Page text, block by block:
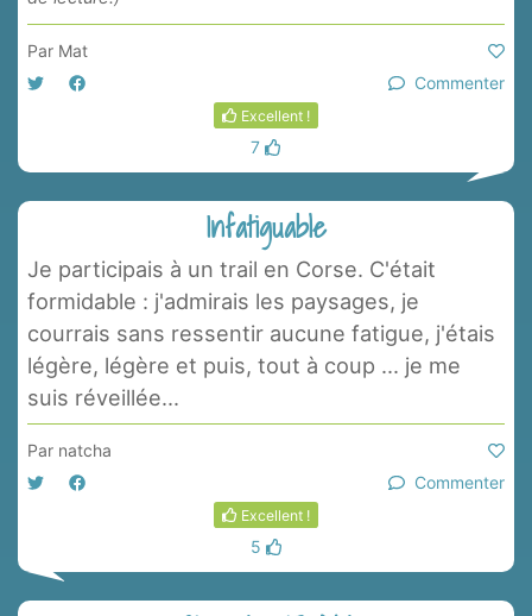
Par Mat
Commenter
Excellent !
7
Infatiguable
Je participais à un trail en Corse. C'était
formidable : j'admirais les paysages, je
courrais sans ressentir aucune fatigue, j'étais
légère, légère et puis, tout à coup ... je me
suis réveillée...
Par natcha
Commenter
Excellent !
5